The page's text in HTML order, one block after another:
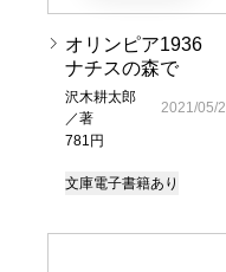
オリンピア1936
ナチスの森で
沢木耕太郎
／著
781円
2021/05/
文庫電子書籍あり